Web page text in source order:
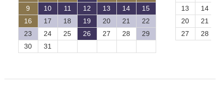
9
10 11 12 13 14
15
16
17 18 19 20 21
22
23
24 25 26 27 28
29
30
31
13
14
20
21
27
28